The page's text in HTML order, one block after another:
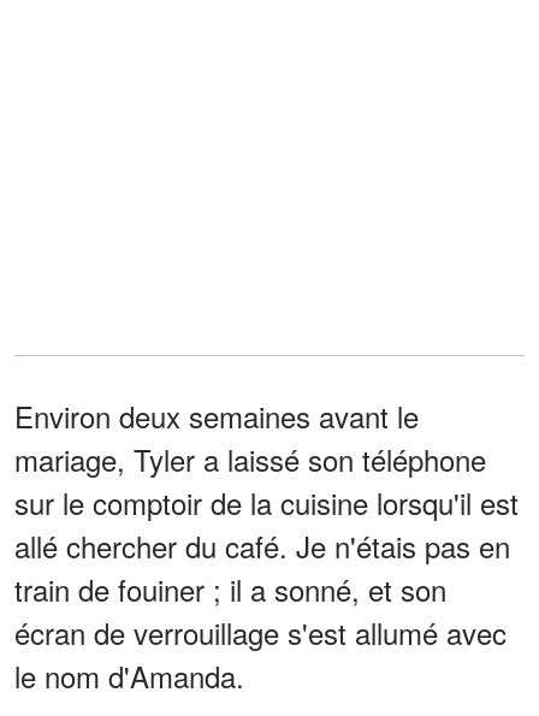
Environ deux semaines avant le
mariage, Tyler a laissé son téléphone
sur le comptoir de la cuisine lorsqu'il est
allé chercher du café. Je n'étais pas en
train de fouiner ; il a sonné, et son
écran de verrouillage s'est allumé avec
le nom d'Amanda.